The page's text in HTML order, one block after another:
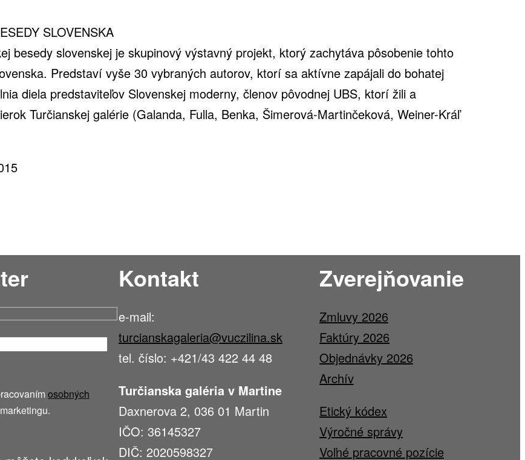
SLOVENSKA
besedy slovenskej je skupinový výstavný projekt, ktorý zachytáva pôsobenie tohto
Predstaví vyše 30 vybraných autorov, ktorí sa aktívne zapájali do bohatej
diela predstaviteľov Slovenskej moderny, členov pôvodnej UBS, ktorí žili a
Turčianskej galérie (Galanda, Fulla, Benka, Šimerová-Martinčeková, Weiner-Kráľ
osobných
Kontakt
e-mail:
turcianskagaleria@vuczilina.sk
tel. číslo: +421/43 422 44 48
Turčianska galéria v Martine
Daxnerova 2, 036 01 Martin
IČO: 36145327
DIČ: 2020598327
Zverejňovanie
Zmluvy 2026
Faktúry 2026
Objednávky 2026
Archív
Etický kódex
Výročné správy
Voľné pracovné pozície